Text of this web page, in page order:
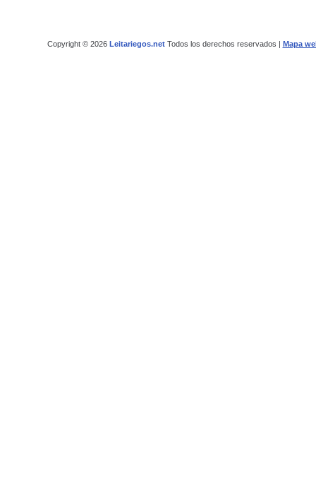
Copyright © 2026 Leitariegos.netTodos los derechos reservados | Mapa